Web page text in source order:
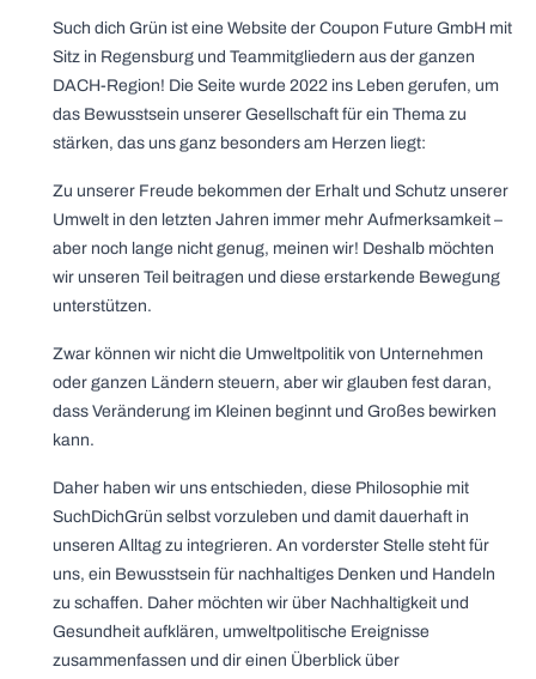
Such dich Grün ist eine Website der Coupon Future GmbH mit
Sitz in Regensburg und Teammitgliedern aus der ganzen
DACH-Region! Die Seite wurde 2022 ins Leben gerufen, um
das Bewusstsein unserer Gesellschaft für ein Thema zu
stärken, das uns ganz besonders am Herzen liegt:
Zu unserer Freude bekommen der Erhalt und Schutz unserer
Umwelt in den letzten Jahren immer mehr Aufmerksamkeit –
aber noch lange nicht genug, meinen wir! Deshalb möchten
wir unseren Teil beitragen und diese erstarkende Bewegung
unterstützen.
Zwar können wir nicht die Umweltpolitik von Unternehmen
oder ganzen Ländern steuern, aber wir glauben fest daran,
dass Veränderung im Kleinen beginnt und Großes bewirken
kann.
Daher haben wir uns entschieden, diese Philosophie mit
SuchDichGrün selbst vorzuleben und damit dauerhaft in
unseren Alltag zu integrieren. An vorderster Stelle steht für
uns, ein Bewusstsein für nachhaltiges Denken und Handeln
zu schaffen. Daher möchten wir über Nachhaltigkeit und
Gesundheit aufklären, umweltpolitische Ereignisse
zusammenfassen und dir einen Überblick über